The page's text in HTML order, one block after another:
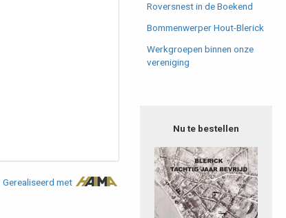
Gerealiseerd met
Roversnest in de Boekend
Bommenwerper Hout-Blerick
Werkgroepen binnen onze
vereniging
Nu te bestellen